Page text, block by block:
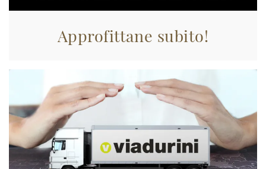
Approfittane subito!